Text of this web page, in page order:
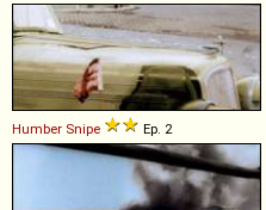
Humber Snipe Ep. 2